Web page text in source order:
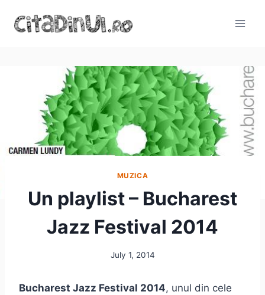
MUZICA
Un playlist – Bucharest
Jazz Festival 2014
July 1, 2014
Bucharest Jazz Festival 2014, unul din cele